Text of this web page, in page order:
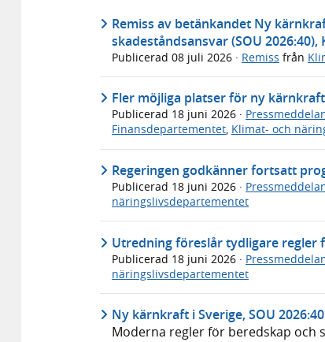
Remiss av betänkandet Ny
skadeståndsansvar (SOU 2026:40),
Publicerad 08 juli 2026 · Remiss från
Fler möjliga platser för ny
Publicerad 18 juni 2026 ·
Finansdepartementet, Klimat- och
Regeringen godkänner fortsatt
Publicerad 18 juni 2026 ·
näringslivsdepartementet
Utredning föreslår tydligare
Publicerad 18 juni 2026 ·
näringslivsdepartementet
Ny kärnkraft i Sverige, SOU 2026:40
Moderna regler för beredskap och